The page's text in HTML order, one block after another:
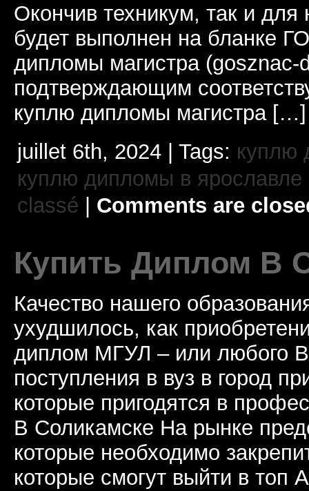
Окончив техникум, так и для
будет выполнен на бланке
дипломы магистра (gosznac-
подтверждающим
куплю дипломы магистра […]
juillet 6th, 2024 | Tags: куплю
куплю дипломы в ярославле
classé | Comments are
Купить Диплом В
Качество нашего
ухудшилось, как
диплом МГУЛ – или любого
поступления в вуз в город
которые пригодятся в
В Соликамске На рынке
которые необходимо
которые смогут выйти в топ